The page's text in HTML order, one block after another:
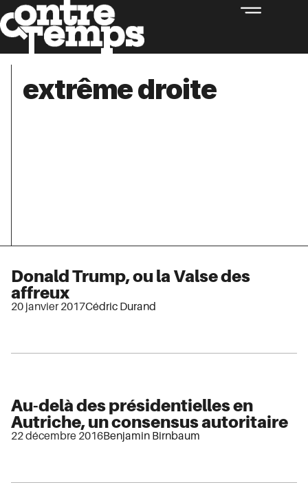
extrême droite
Donald Trump, ou la Valse des
affreux
20 janvier 2017Cédric Durand
Au-delà des présidentielles en
Autriche, un consensus autoritaire
22 décembre 2016Benjamin Birnbaum